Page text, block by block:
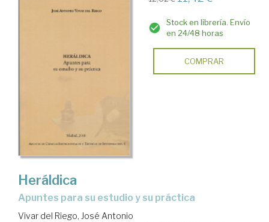
Stock en librería. Envío
en 24/48 horas
COMPRAR
Heráldica
apuntes para su estudio y su práctica
Vivar del Riego, José Antonio